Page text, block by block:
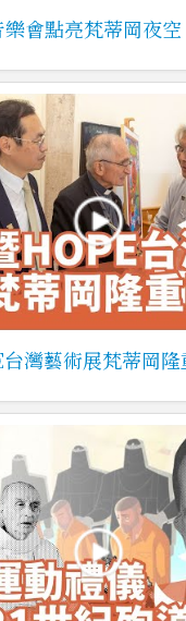
會點亮梵蒂岡夜空
灣藝術展梵蒂岡